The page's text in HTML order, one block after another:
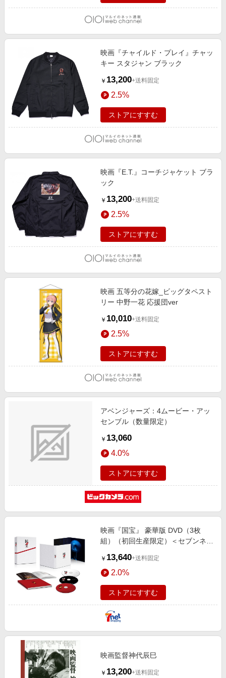
映画『チャイルド・プレイ』チャッ
キー スタジャン ブラック
￥ 13,200+送料固定
2.5%
ストアにすすむ
映画『E.T.』コーチジャケット ブラ
ック
￥ 13,200+送料固定
2.5%
ストアにすすむ
映画 五等分の花嫁_ビッグタペスト
リー 中野一花 応援団ver
￥ 10,010+送料固定
2.5%
ストアにすすむ
アベンジャーズ：4ムービー・アッ
センブル（数量限定）
￥ 13,060
4.0%
ストアにすすむ
映画『国宝』 豪華版 DVD（3枚
組）（初回生産限定）＜セブンネッ
（紐・オレンジ）付き＞（DVD）
￥ 13,640+送料固定
2.0%
ストアにすすむ
映画監督神代辰巳
￥ 13,200+送料固定